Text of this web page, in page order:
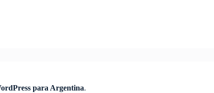
para Argentina.